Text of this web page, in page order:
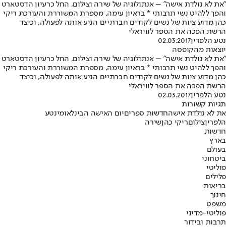
"את לא נולדת אישה" – אנתולוגיה של שירה וצילום, החל כרעיון הדסטארט
והפך ללהיט נשי תרבותי * בראיון עימה, מספרת המשוררת והעורכת ריקי
כהן מדוע ציות של נשים לקודים חברתיים הניע אותה לפעולה, וכיצד
הרשת הפכה את הספר לוויראלי
נטע הלפרין02.03.2017
יוצאות מהקופסה
"את לא נולדת אישה" – אנתולוגיה של שירה וצילום, החל כרעיון הדסטארט
והפך ללהיט נשי תרבותי * בראיון עימה, מספרת המשוררת והעורכת ריקי
כהן מדוע ציות של נשים לקודים חברתיים הניע אותה לפעולה, וכיצד
הרשת הפכה את הספר לוויראלי
נטע הלפרין02.03.2017
תגיות קשורות
את לא נולדת אישהחדשות ספריםיום האישה הבינלאומינטע
הלפריןצילוםריקי כהןשירה
חדשות
בארץ
בעולם
ביטחוני
פוליטי
פלילים
בריאות
חינוך
משפט
פוליטי-מדיני
תרבות ובידור